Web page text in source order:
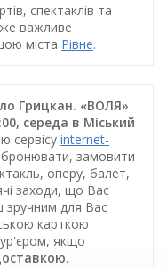
спектаклів та
важливе
міста Рівне.
Грицкан. «ВОЛЯ»
середа в Міський
сервісу internet-
замовити
оперу, балет,
заходи, що Вас
зручним для Вас
карткою
якщо
.